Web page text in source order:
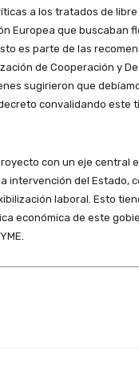
a los tratados de
Europea que buscaban
es parte de las
de Cooperación y
sugirieron que
convalidando este
con un eje central
intervención del Estado,
laboral. Esto
económica de este